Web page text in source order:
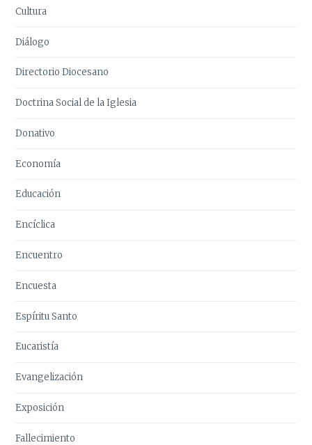
Cultura
Diálogo
Directorio Diocesano
Doctrina Social de la Iglesia
Donativo
Economía
Educación
Encíclica
Encuentro
Encuesta
Espíritu Santo
Eucaristía
Evangelización
Exposición
Fallecimiento